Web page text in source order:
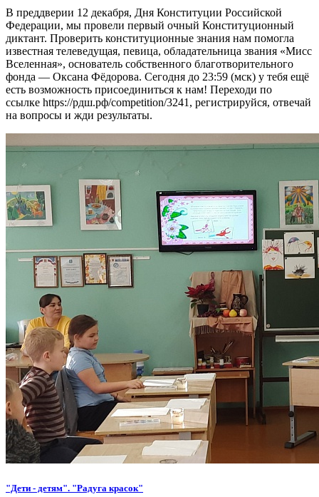
В преддверии 12 декабря, Дня Конституции Российской
Федерации, мы провели первый очный Конституционный
диктант. Проверить конституционные знания нам помогла
известная телеведущая, певица, обладательница звания «Мисс
Вселенная», основатель собственного благотворительного
фонда — Оксана Фёдорова. Сегодня до 23:59 (мск) у тебя ещё
есть возможность присоединиться к нам! Переходи по
ссылке https://рдш.рф/competition/3241, регистрируйся, отвечай
на вопросы и жди результаты.
"Дети - детям". "Радуга красок"